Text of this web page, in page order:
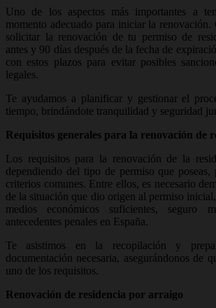
Uno de los aspectos más importantes a
momento adecuado para iniciar la renovación.
solicitar la renovación de tu permiso de
antes y 90 días después de la fecha de
con estos plazos para evitar posibles
legales.
Te ayudamos a planificar y gestionar el
tiempo, brindándote tranquilidad y seguridad
Requisitos generales para la renovación de
Los requisitos para la renovación de la
dependiendo del tipo de permiso que poseas,
criterios comunes. Entre ellos, es necesario
de la situación que dio origen al permiso
medios económicos suficientes, seguro
antecedentes penales en España.
Te asistimos en la recopilación y
documentación necesaria, asegurándonos de
uno de los requisitos.
Renovación de residencia por arraigo